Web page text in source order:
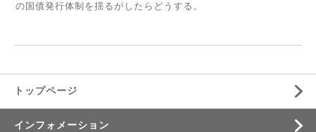
の国債発行体制を揺るがしたらどうする。
トップページ
インフォメーション